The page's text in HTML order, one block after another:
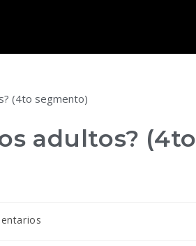
adultos? (4to